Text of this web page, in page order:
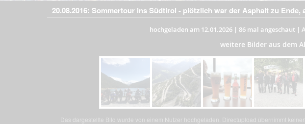
20.08.2016: Sommertour ins Südtirol - plötzlich war der Asphalt zu
hochgeladen am 12.01.2026| 86 mal angeschaut|
weitere Bilder aus dem
Das dargestellte Bild wurde von einem Nutzer hochgeladen. Directupload übernimmt